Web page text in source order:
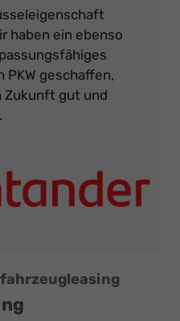
haben ein ebenso
PKW geschaffen,
Zukunft gut und